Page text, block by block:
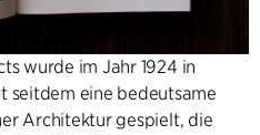
wurde im Jahr 1924 in
seitdem eine bedeutsame
Architektur gespielt, die